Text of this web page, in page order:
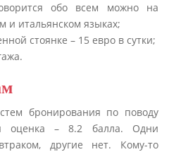
обо всем можно на
и итальянском языках;
стоянке – 15 евро в сутки;
бронирования по поводу
оценка – 8.2 балла. Одни
другие нет. Кому-то